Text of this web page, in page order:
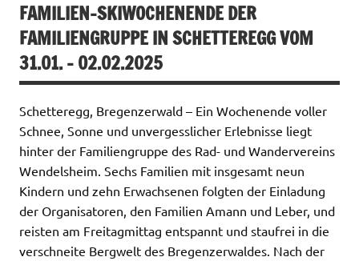
FAMILIEN-SKIWOCHENENDE DER
FAMILIENGRUPPE IN SCHETTEREGG VOM
31.01. – 02.02.2025
Schetteregg, Bregenzerwald – Ein Wochenende voller
Schnee, Sonne und unvergesslicher Erlebnisse liegt
hinter der Familiengruppe des Rad- und Wandervereins
Wendelsheim. Sechs Familien mit insgesamt neun
Kindern und zehn Erwachsenen folgten der Einladung
der Organisatoren, den Familien Amann und Leber, und
reisten am Freitagmittag entspannt und staufrei in die
verschneite Bergwelt des Bregenzerwaldes. Nach der